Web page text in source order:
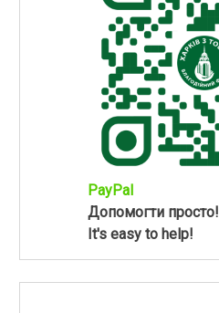
PayPal
Допомогти просто!
It's easy to help!